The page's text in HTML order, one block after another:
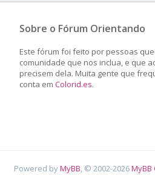
Sobre o Fórum Orientando
Este fórum foi feito por pessoas
comunidade que nos inclua, e que
precisem dela. Muita gente que
conta em Colorid.es.
Powered byMyBB , © 2002-2026MyBB